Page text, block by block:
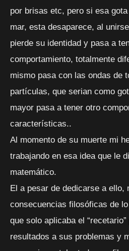
por brisas etc, pero si esa
mar, esta desaparece, al
pierde su identidad y pasa a
comportamiento, totalmente
mismo pasa con las ondas de
partículas, que serian como
mayor pasa a tener otro
características..
Al momento de su muerte mi
trabajando en esa idea que le
matemático.
El a pesar de dedicarse a ello,
consecuencias filosóficas de
que solo aplicaba el
resultados a sus problemas y